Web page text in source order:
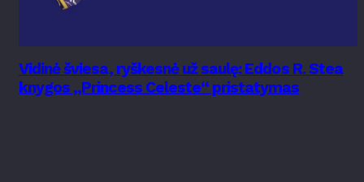
Vidinė šviesa, ryškesnė už saulę: Eddos R. Stea
knygos „Princess Celeste“ pristatymas